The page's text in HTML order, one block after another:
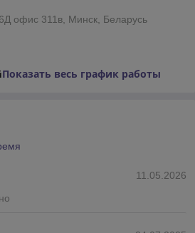
офис 311в, Минск, Беларусь
Показать весь график работы
11.05.2026